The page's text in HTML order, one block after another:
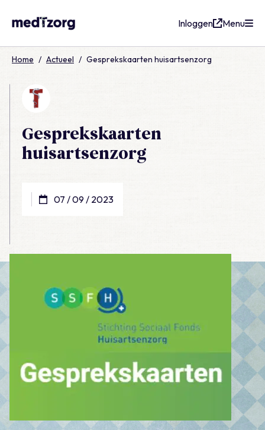
Inloggen Menu
Home / Actueel / Gesprekskaarten huisartsenzorg
Gesprekskaarten
huisartsenzorg
07 / 09 / 2023